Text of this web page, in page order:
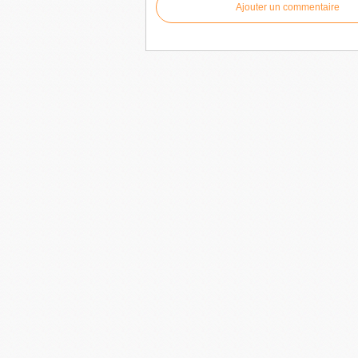
Ajouter un commentaire